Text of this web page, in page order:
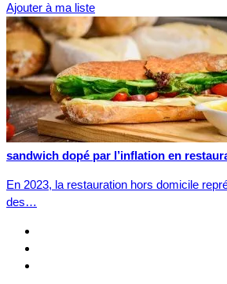
Ajouter à ma liste
sandwich dopé par l’inflation en
En 2023, la restauration hors domicile
des…